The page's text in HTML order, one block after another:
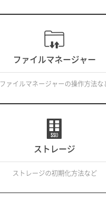
ファイルマネージャー
ファイルマネージャーの操作方法な
ストレージ
ストレージの初期化方法など